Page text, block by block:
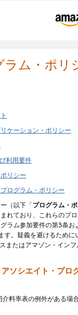
ラム・ポリ
ケーション・ポリシー
利用要件
リシー
ログラム・ポリシー
（以下「プログラム・
れており、これらのプ
ラム参加要件の第3条
す。疑義を避けるため
またはアマゾン・イン
アソシエイト・プロ
介料率表の例外がある